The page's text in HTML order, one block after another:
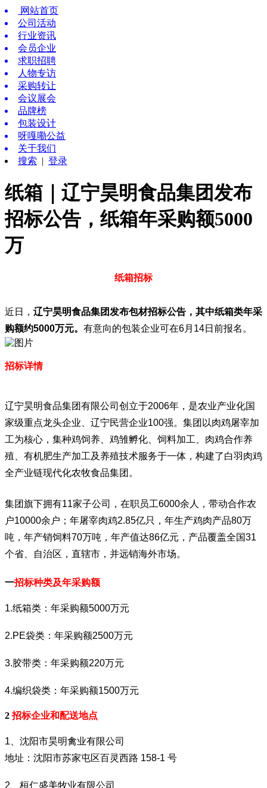
网站首页
公司活动
行业资讯
会员企业
求职招聘
人物专访
采购转让
会议展会
品牌榜
包装设计
呀嘎嘞公益
关于我们
搜索 | 登录
纸箱｜辽宁昊明食品集团发布
招标公告，纸箱年采购额5000
万
纸箱招标
近日， 辽宁昊明食品集团发布包材招标公告，其中纸箱类年采
购额约5000万元。 有意向的包装企业可在6月14日前报名。
招标详情
辽宁昊明食品集团有限公司创立于2006年，是农业产业化国
家级重点龙头企业、辽宁民营企业100强。集团以肉鸡屠宰加
工为核心，集种鸡饲养、鸡雏孵化、饲料加工、肉鸡合作养
殖、有机肥生产加工及养殖技术服务于一体，构建了白羽肉鸡
全产业链现代化农牧食品集团。
集团旗下拥有11家子公司，在职员工6000余人，带动合作农
户10000余户；年屠宰肉鸡2.85亿只，年生产鸡肉产品80万
吨，年产销饲料70万吨，年产值达86亿元，产品覆盖全国31
个省、自治区，直辖市，并远销海外市场。
一招标种类及年采购额
1.纸箱类：年采购额5000万元
2.PE袋类：年采购额2500万元
3.胶带类：年采购额220万元
4.编织袋类：年采购额1500万元
2 招标企业和配送地点
1、沈阳市昊明禽业有限公司
地址：沈阳市苏家屯区百灵西路 158-1 号
2、桓仁盛美牧业有限公司